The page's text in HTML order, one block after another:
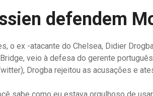
defendem
o ex -atacante do Chelsea, Didier
veio à defesa do gerente
Drogba rejeitou as acusações e